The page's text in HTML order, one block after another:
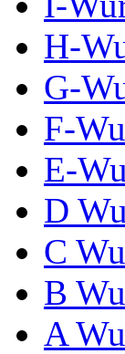
H-
G-
F-
E-
D
C
B
A